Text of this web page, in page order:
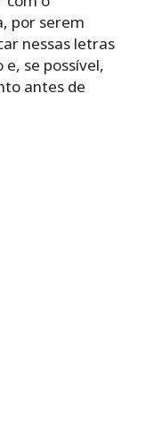
por serem
nessas letras
se possível,
antes de